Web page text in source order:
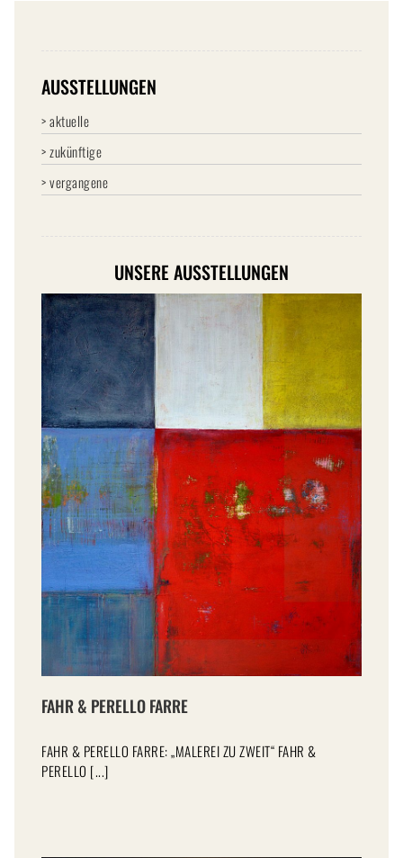
AUSSTELLUNGEN
> aktuelle
> zukünftige
> vergangene
UNSERE AUSSTELLUNGEN
FAHR & PERELLO FARRE
FAHR & PERELLO FARRE: „MALEREI ZU ZWEIT“ FAHR &
PERELLO [...]